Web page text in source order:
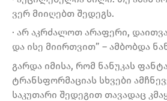
ვერ მიიღებთ შედეგს.
· არ აკრძალოთ არაფერი,
და ისე მიირთვით” – ამბობდა
გარდა იმისა, რომ ნანუკას
ტრანსფორმაციას სხვები
საკუთარი შედეგით თავადაც